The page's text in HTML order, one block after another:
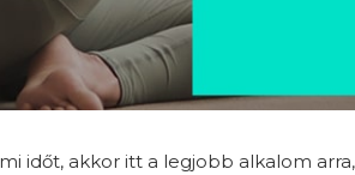
időt, akkor itt a legjobb alkalom